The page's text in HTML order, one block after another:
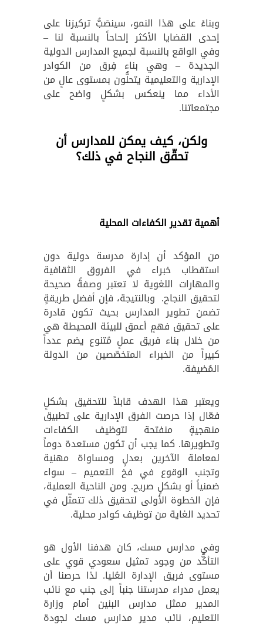
وبناءً على هذا النمو، سينصَبُّ تركيزنا على
إحدى القضايا الأكثر إلحاحاً بالنسبة لنا –
وفي الواقع بالنسبة لجميع المدارس الدولية
الجديدة – وهي بناء فِرق من الكوادر
الإدارية والتعليمية يتحلُّون بمستوى عالٍ من
الأداء مما ينعكس بشكلٍ واضح على
مجتمعاتنا.
ولكن، كيف يمكن للمدارس أن
تحقّق النجاح في ذلك؟
أهمية تقدير الكفاءات المحلية
من المؤكد أن إدارة مدرسة دولية دون
استقطاب خبراء في الفروق الثقافية
والمهارات اللغوية لا تعتبر وصفةً صحيحة
لتحقيق النجاح. وبالنتيجة، فإن أفضل طريقةٍ
تضمن تطوير المدارس بحيث تكون قادرة
على تحقيق فهمٍ أعمق للبيئة المحيطة هي
من خلال بناء فريق عملٍ مُتنوع يضم عدداً
كبيراً من الخبراء المتخصّصين من الدولة
المُضيفة.
ويعتبر هذا الهدف قابلاً للتحقيق بشكلٍ
فعّال إذا حرصت الفرق الإدارية على تطبيق
منهجيةٍ منفتحة لتوظيف الكفاءات
وتطويرها. كما يجب أن تكون مستعدة دوماً
لمعاملة الآخرين بعدلٍ ومساواة مهنية
وتجنب الوقوع في فخ التعميم – سواء
ضمنياً أو بشكلٍ صريح. ومن الناحية العملية،
فإن الخطوة الأولى لتحقيق ذلك تتمثّل في
تحديد الغاية من توظيف كوادر محلية.
وفي مدارس مسك، كان هدفنا الأول هو
التأكُّد من وجود تمثيل سعودي قوي على
مستوى فريق الإدارة العُليا. لذا حرصنا أن
يعمل مدراء مدرستنا جنباً إلى جنب مع نائب
المدير ممثل مدارس البنين أمام وزارة
التعليم، نائب مدير مدارس مسك لجودة